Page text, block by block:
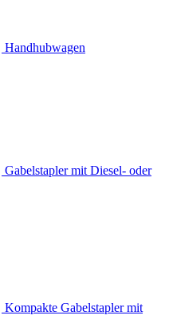
Handhubwagen
Gabelstapler mit Diesel- oder
Kompakte Gabelstapler mit